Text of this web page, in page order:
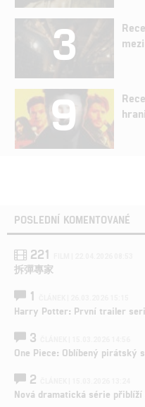
3
9
POSLEDNÍ KOMENTOVANÉ
221
拆彈專家
1
Harry Potter: První trailer
3
One Piece: Oblíbený pirátský
2
Nová dramatická série